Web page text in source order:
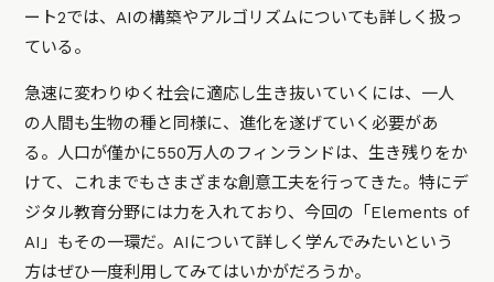
ート2では、AIの構築やアルゴリズムについても詳しく扱っ
ている。
急速に変わりゆく社会に適応し生き抜いていくには、一人
の人間も生物の種と同様に、進化を遂げていく必要があ
る。人口が僅かに550万人のフィンランドは、生き残りをか
けて、これまでもさまざまな創意工夫を行ってきた。特にデ
ジタル教育分野には力を入れており、今回の「Elements of
AI」もその一環だ。AIについて詳しく学んでみたいという
方はぜひ一度利用してみてはいかがだろうか。